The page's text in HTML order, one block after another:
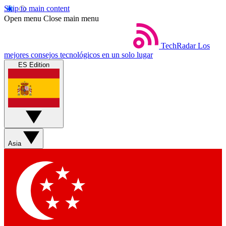
Skip to main content
Open menu Close main menu
TechRadar Los
mejores consejos tecnológicos en un solo lugar
ES Edition
Asia